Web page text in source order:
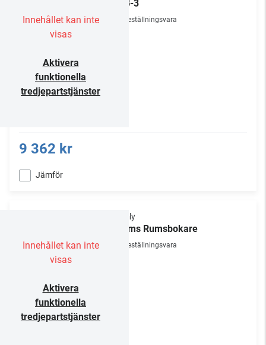
Innehållet kan inte
visas
Aktivera
funktionella
tredjepartstjänster
SUB-3
Beställningsvara
9 362 kr
Jämför
Innehållet kan inte
visas
Aktivera
funktionella
tredjepartstjänster
Humly
8 tums Rumsbokare
Beställningsvara